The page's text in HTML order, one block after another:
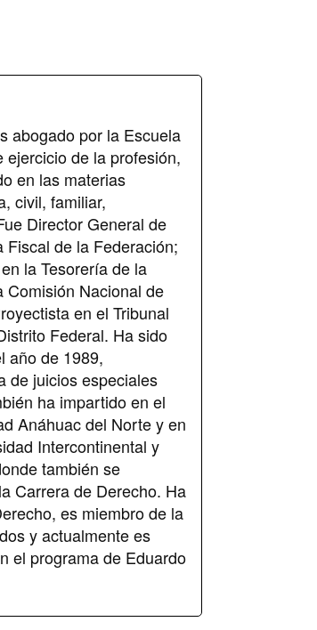
abogado por la Escuela
de la profesión,
en las materias
civil, familiar,
Director General de
de la Federación;
la Tesorería de la
Comisión Nacional de
en el Tribunal
Federal. Ha sido
año de 1989,
de juicios especiales
ha impartido en el
Anáhuac del Norte y en
Intercontinental y
también se
Carrera de Derecho. Ha
es miembro de la
y actualmente es
el programa de Eduardo